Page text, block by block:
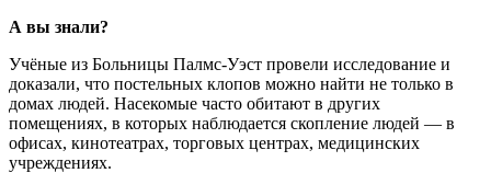
А вы знали?
Учёные из Больницы Палмс-Уэст провели исследование и
доказали, что постельных клопов можно найти не только в
домах людей. Насекомые часто обитают в других
помещениях, в которых наблюдается скопление людей — в
офисах, кинотеатрах, торговых центрах, медицинских
учреждениях.